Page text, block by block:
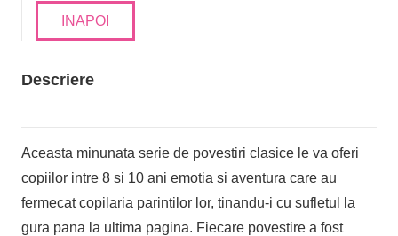
INAPOI
Descriere
Aceasta minunata serie de povestiri clasice le va oferi
copiilor intre 8 si 10 ani emotia si aventura care au
fermecat copilaria parintilor lor, tinandu-i cu sufletul la
gura pana la ultima pagina. Fiecare povestire a fost